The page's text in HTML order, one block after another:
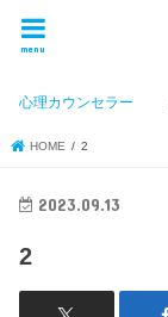
menu
心理カウンセラー
HOME 2
2023.09.13
2